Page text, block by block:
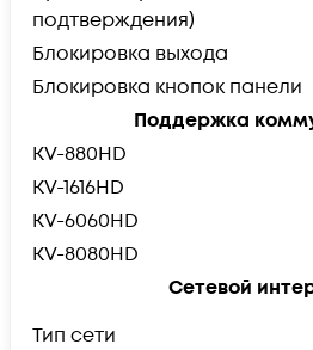
подтверждения)
Блокировка выхода
Блокировка кнопок панели
Поддержка
KV-880HD
KV-1616HD
KV-6060HD
KV-8080HD
Сетевой
Тип сети